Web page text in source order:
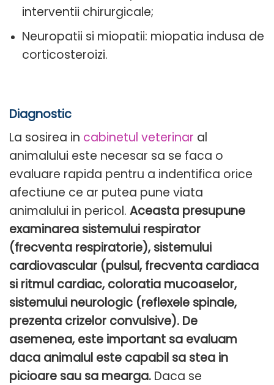
interventii chirurgicale;
Neuropatii si miopatii: miopatia indusa de
corticosteroizi.
Diagnostic
La sosirea in cabinetul veterinar al
animalului este necesar sa se faca o
evaluare rapida pentru a indentifica orice
afectiune ce ar putea pune viata
animalului in pericol. Aceasta presupune
examinarea sistemului respirator
(frecventa respiratorie), sistemului
cardiovascular (pulsul, frecventa cardiaca
si ritmul cardiac, coloratia mucoaselor,
sistemului neurologic (reflexele spinale,
prezenta crizelor convulsive). De
asemenea, este important sa evaluam
daca animalul este capabil sa stea in
picioare sau sa mearga. Daca se